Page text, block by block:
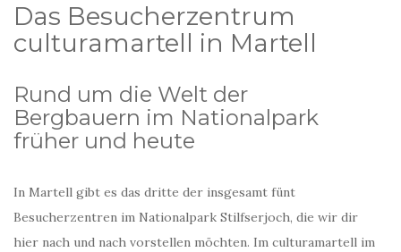
Das Besucherzentrum
culturamartell in Martell
Rund um die Welt der
Bergbauern im Nationalpark
früher und heute
In Martell gibt es das dritte der insgesamt fünt
Besucherzentren im Nationalpark Stilfserjoch, die wir dir
hier nach und nach vorstellen möchten. Im culturamartell im